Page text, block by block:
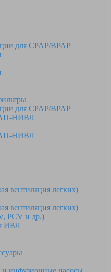
для CPAP/BPAP
для CPAP/BPAP
НИВЛ
НИВЛ
вентиляция легких)
вентиляция легких)
PCV и др.)
ИВЛ